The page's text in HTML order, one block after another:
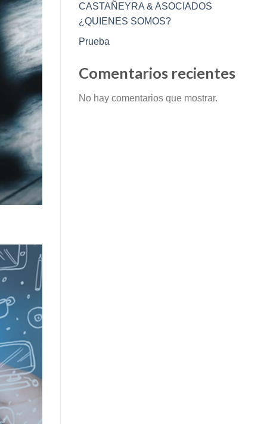
CASTAÑEYRA & ASOCIADOS
¿QUIENES SOMOS?
Prueba
Comentarios recientes
No hay comentarios que mostrar.